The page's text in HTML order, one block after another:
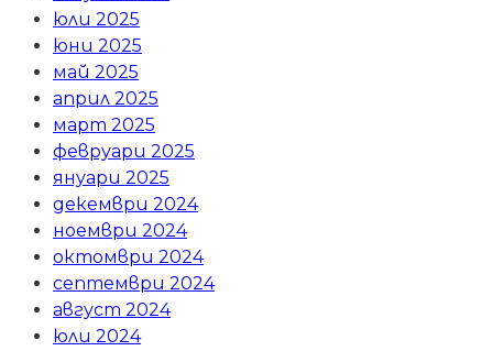
юли 2025
юни 2025
май 2025
април 2025
март 2025
февруари 2025
януари 2025
декември 2024
ноември 2024
октомври 2024
септември 2024
август 2024
юли 2024